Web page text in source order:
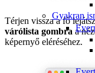
Gyakran
Térjen vissza a fő
várólista gombra a
képernyő eléréséhez.